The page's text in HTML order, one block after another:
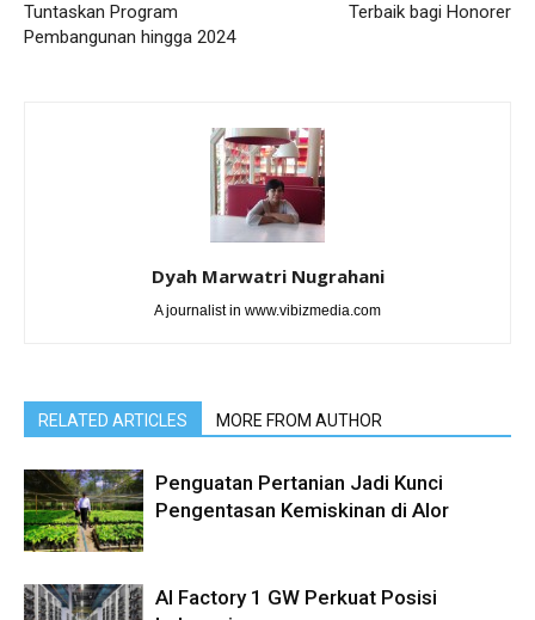
Tuntaskan Program
Pembangunan hingga 2024
Terbaik bagi Honorer
Dyah Marwatri Nugrahani
A journalist in www.vibizmedia.com
RELATED ARTICLES MORE FROM AUTHOR
Penguatan Pertanian Jadi Kunci
Pengentasan Kemiskinan di Alor
AI Factory 1 GW Perkuat Posisi